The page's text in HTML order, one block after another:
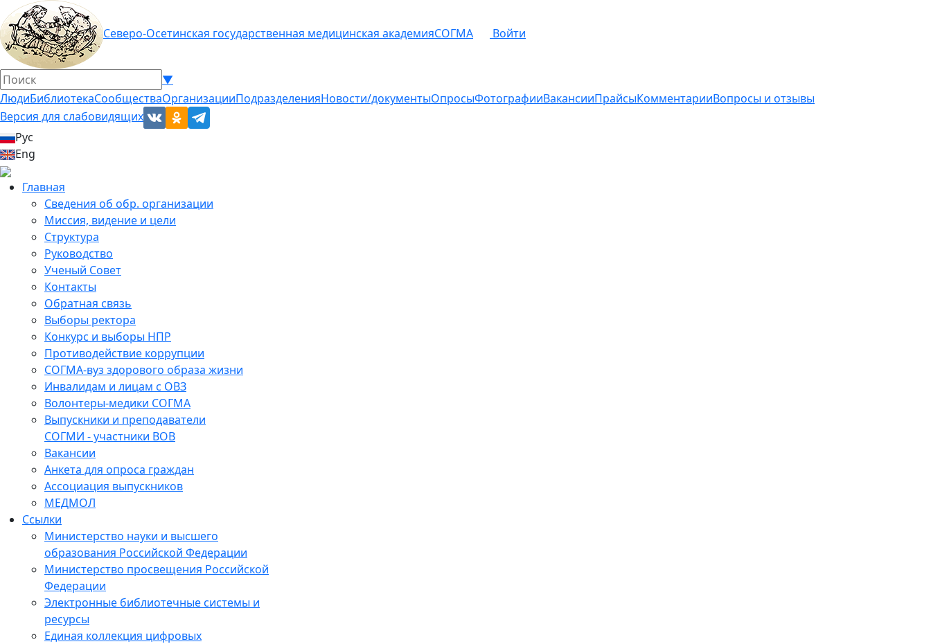
Северо-Осетинская государственная медицинская академияСОГМА Войти
▼
ЛюдиБиблиотекаСообществаОрганизацииПодразделенияНовости/документыОпросыФотографииВакансииПрайсыКомментарииВопросы и отзывы
Версия для слабовидящих
Рус
Eng
Главная
Сведения об обр. организации
Миссия, видение и цели
Структура
Руководство
Ученый Совет
Контакты
Обратная связь
Выборы ректора
Конкурс и выборы НПР
Противодействие коррупции
СОГМА-вуз здорового образа жизни
Инвалидам и лицам с ОВЗ
Волонтеры-медики СОГМА
Выпускники и преподаватели
СОГМИ - участники ВОВ
Вакансии
Анкета для опроса граждан
Ассоциация выпускников
МЕДМОЛ
Ссылки
Министерство науки и высшего
образования Российской Федерации
Министерство просвещения Российской
Федерации
Электронные библиотечные системы и
ресурсы
Единая коллекция цифровых